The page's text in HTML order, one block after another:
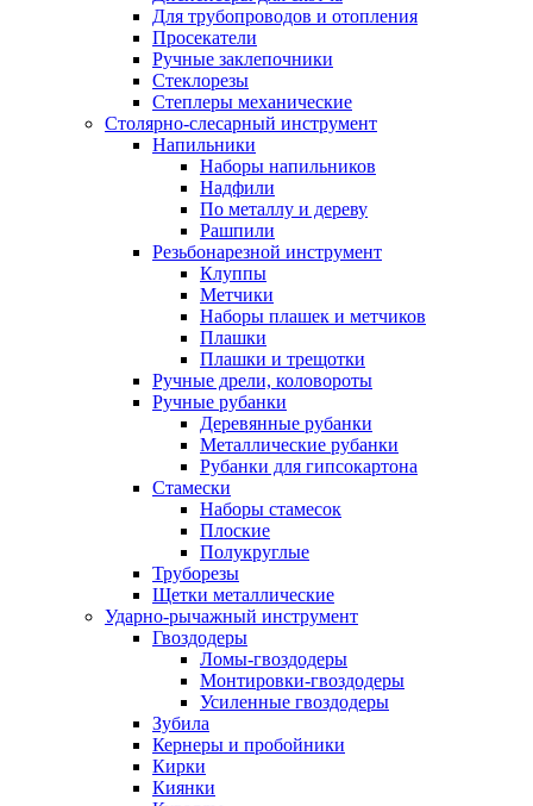
Для трубопроводов и отопления
Просекатели
Ручные заклепочники
Стеклорезы
Степлеры механические
Столярно-слесарный инструмент
Напильники
Наборы напильников
Надфили
По металлу и дереву
Рашпили
Резьбонарезной инструмент
Клуппы
Метчики
Наборы плашек и метчиков
Плашки
Плашки и трещотки
Ручные дрели, коловороты
Ручные рубанки
Деревянные рубанки
Металлические рубанки
Рубанки для гипсокартона
Стамески
Наборы стамесок
Плоские
Полукруглые
Труборезы
Щетки металлические
Ударно-рычажный инструмент
Гвоздодеры
Ломы-гвоздодеры
Монтировки-гвоздодеры
Усиленные гвоздодеры
Зубила
Кернеры и пробойники
Кирки
Киянки